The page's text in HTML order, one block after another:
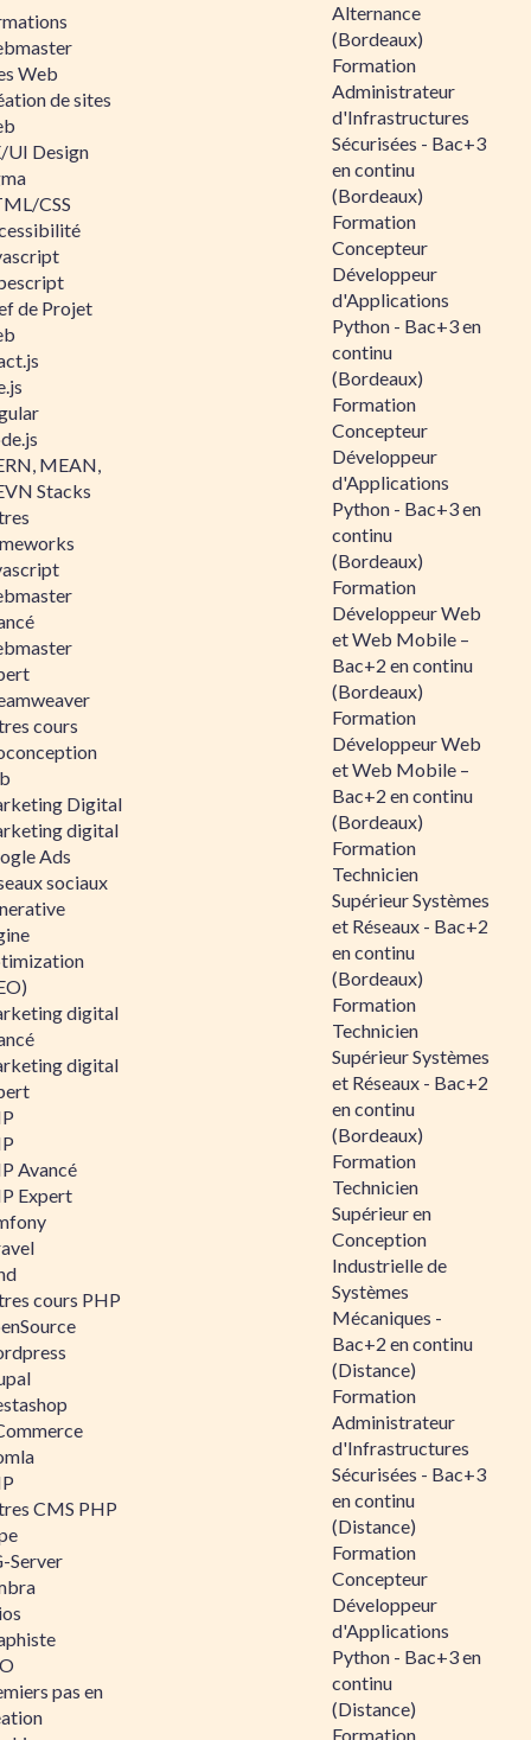
Web
de sites
UI Design
CSS
de Projet
MEAN,
Stacks
cours
Digital
digital
Ads
sociaux
digital
digital
Avancé
Expert
cours PHP
CMS PHP
Server
pas en
Alternance
(Bordeaux)
Formation
Administrateur
d'Infrastructures
Sécurisées - Bac+3
en continu
(Bordeaux)
Formation
Concepteur
Développeur
d'Applications
Python - Bac+3 en
continu
(Bordeaux)
Formation
Concepteur
Développeur
d'Applications
Python - Bac+3 en
continu
(Bordeaux)
Formation
Développeur Web
et Web Mobile –
Bac+2 en continu
(Bordeaux)
Formation
Développeur Web
et Web Mobile –
Bac+2 en continu
(Bordeaux)
Formation
Technicien
Supérieur Systèmes
et Réseaux - Bac+2
en continu
(Bordeaux)
Formation
Technicien
Supérieur Systèmes
et Réseaux - Bac+2
en continu
(Bordeaux)
Formation
Technicien
Supérieur en
Conception
Industrielle de
Systèmes
Mécaniques -
Bac+2 en continu
(Distance)
Formation
Administrateur
d'Infrastructures
Sécurisées - Bac+3
en continu
(Distance)
Formation
Concepteur
Développeur
d'Applications
Python - Bac+3 en
continu
(Distance)
Formation